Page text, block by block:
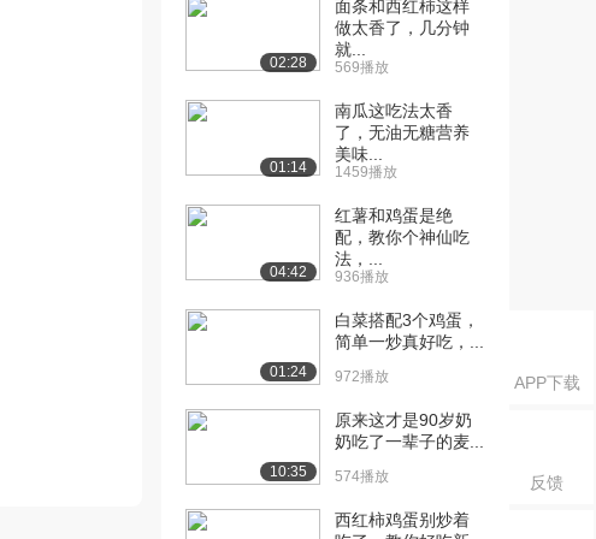
APP下载
反馈
02:28
面条和西红柿这样
做太香了，几分钟
就...
569播放
01:14
南瓜这吃法太香
了，无油无糖营养
美味...
1459播放
04:42
红薯和鸡蛋是绝
配，教你个神仙吃
法，...
936播放
01:24
白菜搭配3个鸡蛋，
简单一炒真好吃，...
972播放
10:35
原来这才是90岁奶
奶吃了一辈子的麦...
574播放
西红柿鸡蛋别炒着